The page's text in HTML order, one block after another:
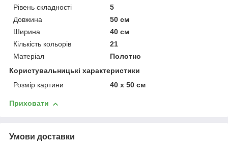
Рівень складності
5
Довжина
50 см
Ширина
40 см
Кількість кольорів
21
Матеріал
Полотно
Користувальницькі характеристики
Розмір картини
40 х 50 см
Приховати
Умови доставки